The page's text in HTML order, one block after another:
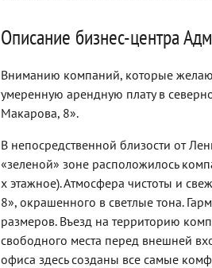
Описание бизнес-центра
Вниманию компаний, которые
умеренную арендную плату в
Макарова, 8».
В непосредственной близости от
«зеленой» зоне расположилось
х этажное). Атмосфера чистоты и
8», окрашенного в светлые тона.
размеров. Въезд на территорию
свободного места перед внешней
офиса здесь созданы все самые